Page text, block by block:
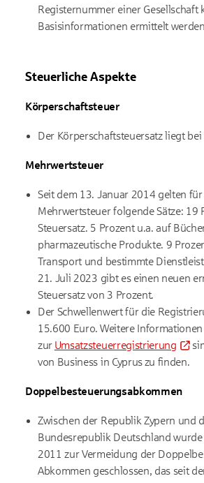
Registernummer einer Gesellschaft
Basisinformationen ermittelt
Steuerliche Aspekte
Körperschaftsteuer
Der Körperschaftsteuersatz liegt
Mehrwertsteuer
Seit dem 13. Januar 2014 gelten
Mehrwertsteuer folgende Sätze: 19
Steuersatz. 5 Prozent u.a. auf
pharmazeutische Produkte. 9
Transport und bestimmte
21. Juli 2023 gibt es einen neuen
Steuersatz von 3 Prozent.
Der Schwellenwert für die
15.600 Euro. Weitere Informationen
zur Umsatzsteuerregistrierung
von Business in Cyprus zu finden.
Doppelbesteuerungsabkommen
Zwischen der Republik Zypern und
Bundesrepublik Deutschland
2011 zur Vermeidung der
Abkommen geschlossen, das seit